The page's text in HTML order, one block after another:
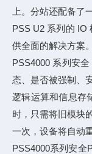
上。分站还配备了
PSS U2 系列的 IO
供全面的解决方案。
PSS4000 系列安
态、是否被强制、
逻辑运算和信息存
时，只需将旧模块
一次，设备将自动
PSS4000系列安全